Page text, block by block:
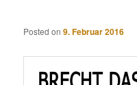
Posted on9. Februar 2016